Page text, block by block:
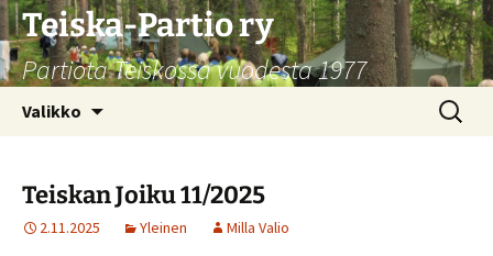
Siirry
sisältöön
Teiska-Partio ry
Partiota Teiskossa vuodesta 1977
Valikko Haku:
Teiskan Joiku 11/2025
2.11.2025 Yleinen Milla Valio